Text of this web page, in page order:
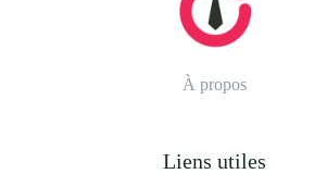
À propos
Liens utiles